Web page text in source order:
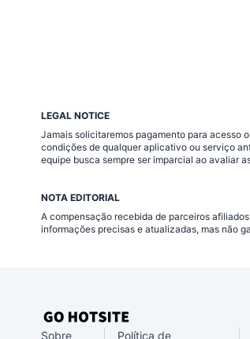
LEGAL NOTICE
Jamais solicitaremos pagamento para acesso
condições de qualquer aplicativo ou serviço
equipe busca sempre ser imparcial ao avaliar
NOTA EDITORIAL
A compensação recebida de parceiros
informações precisas e atualizadas, mas não
Sobre Política de